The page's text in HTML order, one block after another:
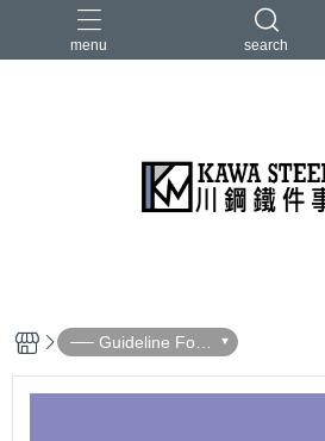
menu search
二柱／四柱／農夫架
史密斯／ Cable飛鳥高低拉
地雷管
槓片／啞鈴／壺鈴
── Guideline For
Ordering ──